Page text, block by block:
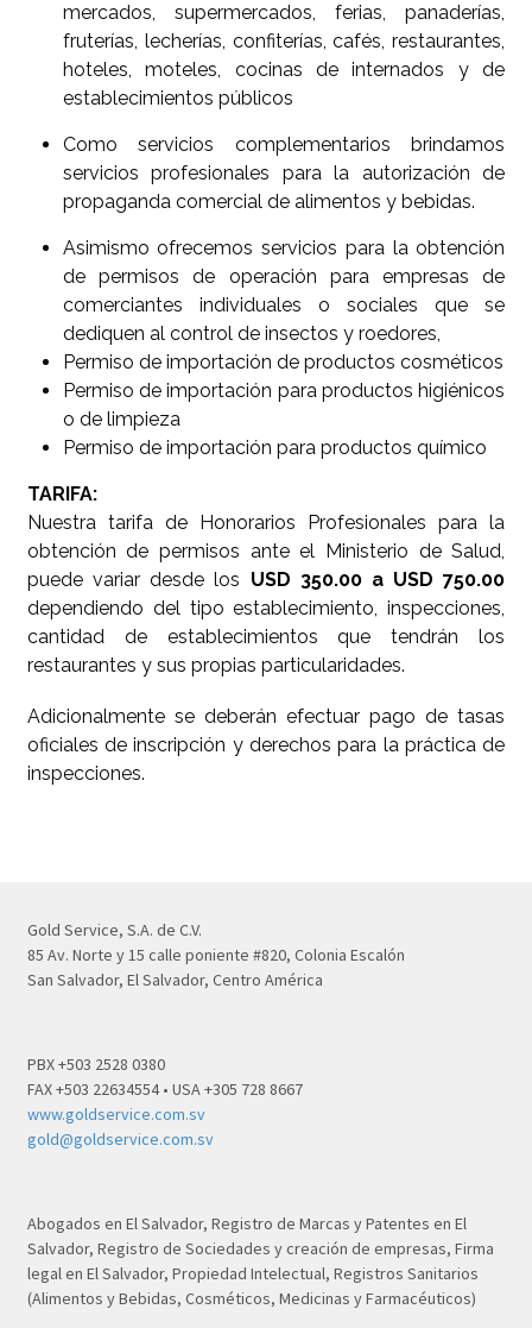
mercados, supermercados, ferias, panaderías,
fruterías, lecherías, confiterías, cafés, restaurantes,
hoteles, moteles, cocinas de internados y de
establecimientos públicos
Como servicios complementarios brindamos
servicios profesionales para la autorización de
propaganda comercial de alimentos y bebidas.
Asimismo ofrecemos servicios para la obtención
de permisos de operación para empresas de
comerciantes individuales o sociales que se
dediquen al control de insectos y roedores,
Permiso de importación de productos cosméticos
Permiso de importación para productos higiénicos
o de limpieza
Permiso de importación para productos químico
TARIFA:
Nuestra tarifa de Honorarios Profesionales para la
obtención de permisos ante el Ministerio de Salud,
puede variar desde los USD 350.00 a USD 750.00
dependiendo del tipo establecimiento, inspecciones,
cantidad de establecimientos que tendrán los
restaurantes y sus propias particularidades.
Adicionalmente se deberán efectuar pago de tasas
oficiales de inscripción y derechos para la práctica de
inspecciones.
Gold Service, S.A. de C.V.
85 Av. Norte y 15 calle poniente #820, Colonia Escalón
San Salvador, El Salvador, Centro América
PBX +503 2528 0380
FAX +503 22634554 • USA +305 728 8667
www.goldservice.com.sv
gold@goldservice.com.sv
Abogados en El Salvador, Registro de Marcas y Patentes en El
Salvador, Registro de Sociedades y creación de empresas, Firma
legal en El Salvador, Propiedad Intelectual, Registros Sanitarios
(Alimentos y Bebidas, Cosméticos, Medicinas y Farmacéuticos)